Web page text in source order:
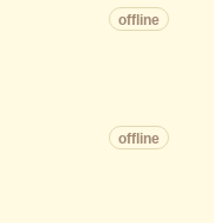
offline
offline